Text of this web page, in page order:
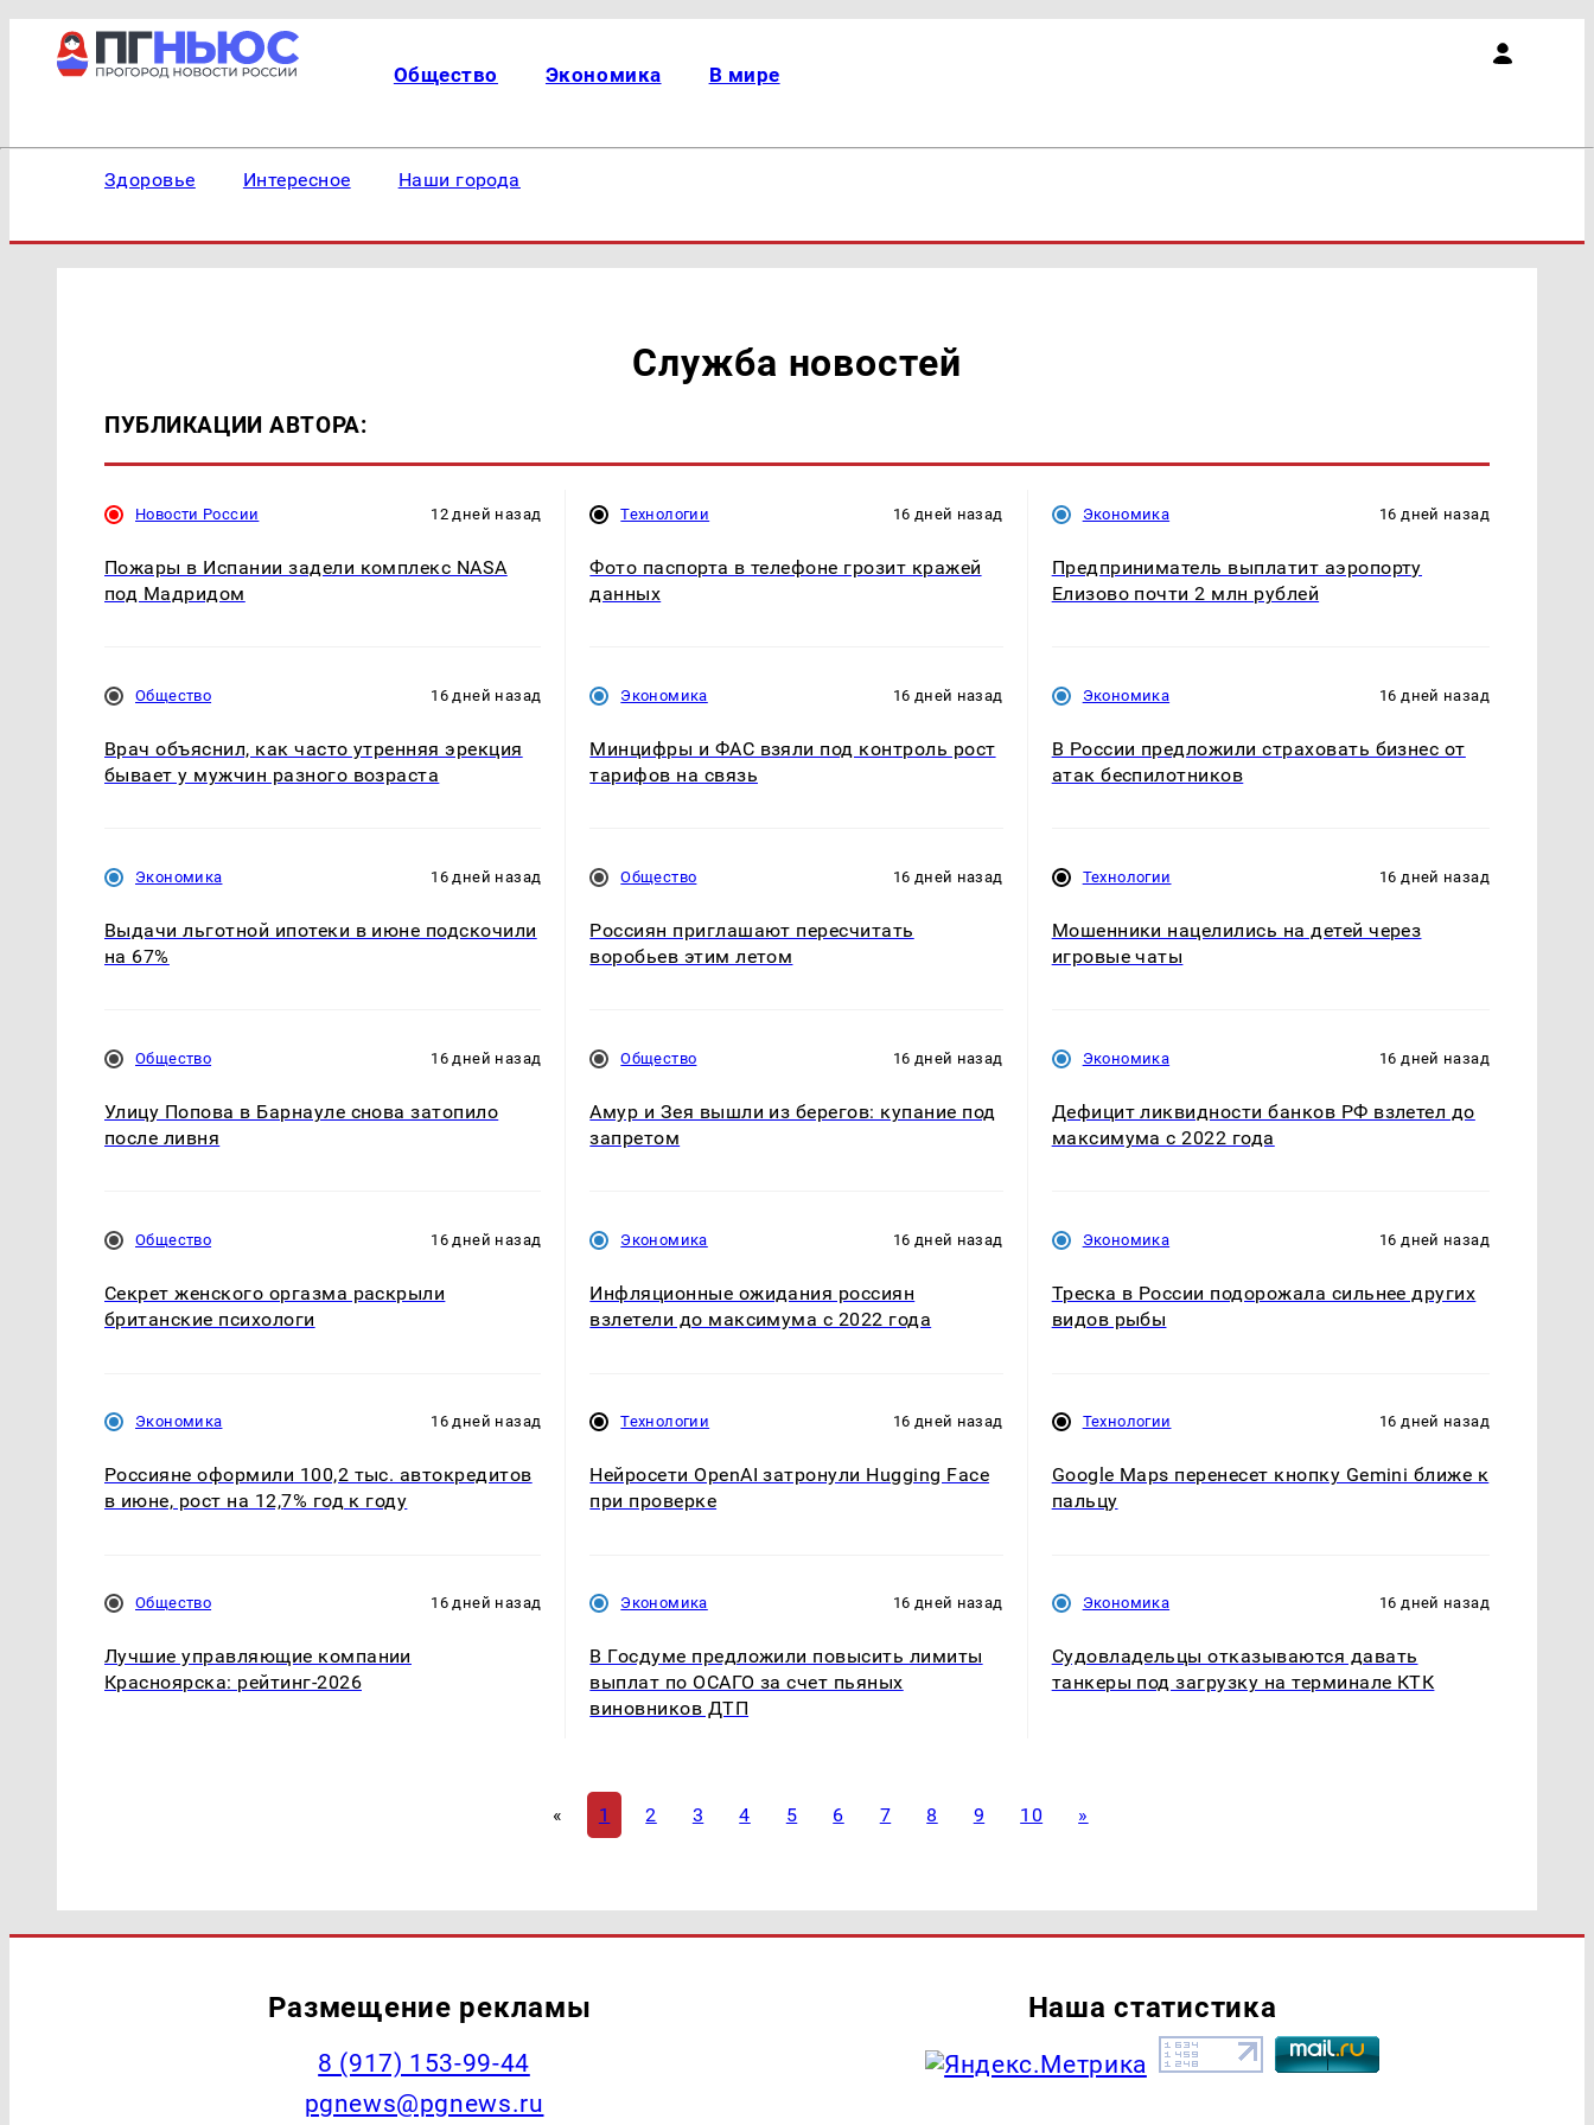
Общество Экономика В мире
Здоровье Интересное Наши города
Служба новостей
ПУБЛИКАЦИИ АВТОРА:
Новости России 12 дней назад
Пожары в Испании задели комплекс NASA
под Мадридом
Общество 16 дней назад
Врач объяснил, как часто утренняя эрекция
бывает у мужчин разного возраста
Экономика 16 дней назад
Выдачи льготной ипотеки в июне подскочили
на 67%
Общество 16 дней назад
Улицу Попова в Барнауле снова затопило
после ливня
Общество 16 дней назад
Секрет женского оргазма раскрыли
британские психологи
Экономика 16 дней назад
Россияне оформили 100,2 тыс. автокредитов
в июне, рост на 12,7% год к году
Общество 16 дней назад
Лучшие управляющие компании
Красноярска: рейтинг-2026
Технологии 16 дней назад
Фото паспорта в телефоне грозит кражей
данных
Экономика 16 дней назад
Минцифры и ФАС взяли под контроль рост
тарифов на связь
Общество 16 дней назад
Россиян приглашают пересчитать
воробьев этим летом
Общество 16 дней назад
Амур и Зея вышли из берегов: купание под
запретом
Экономика 16 дней назад
Инфляционные ожидания россиян
взлетели до максимума с 2022 года
Технологии 16 дней назад
Нейросети OpenAI затронули Hugging Face
при проверке
Экономика 16 дней назад
В Госдуме предложили повысить лимиты
выплат по ОСАГО за счет пьяных
виновников ДТП
Экономика 16 дней назад
Предприниматель выплатит аэропорту
Елизово почти 2 млн рублей
Экономика 16 дней назад
В России предложили страховать бизнес от
атак беспилотников
Технологии 16 дней назад
Мошенники нацелились на детей через
игровые чаты
Экономика 16 дней назад
Дефицит ликвидности банков РФ взлетел до
максимума с 2022 года
Экономика 16 дней назад
Треска в России подорожала сильнее других
видов рыбы
Технологии 16 дней назад
Google Maps перенесет кнопку Gemini ближе к
пальцу
Экономика 16 дней назад
Судовладельцы отказываются давать
танкеры под загрузку на терминале КТК
« 1 2 3 4 5 6 7 8 9 10 »
Размещение рекламы
‭8 (917) 153-99-44
pgnews@pgnews.ru
Наша статистика